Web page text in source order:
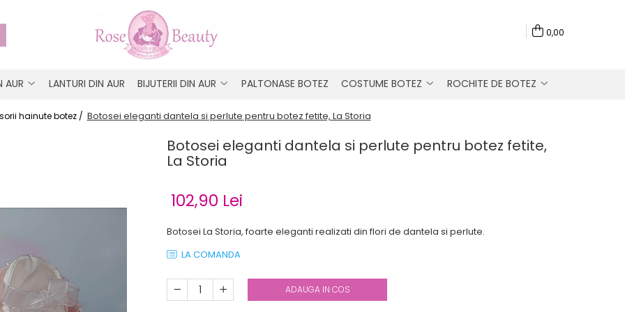
0,00
AUR LANTURI DIN AUR BIJUTERII DIN AUR PALTONASE BOTEZ COSTUME BOTEZ ROCHITE DE BOTEZ
hainute botez / Botosei eleganti dantela si perlute pentru botez fetite, La Storia
Botosei eleganti dantela si perlute pentru botez fetite,
La Storia
102,90 Lei
Botosei La Storia, foarte eleganti realizati din flori de dantela si perlute.
LA COMANDA
ADAUGA IN COS